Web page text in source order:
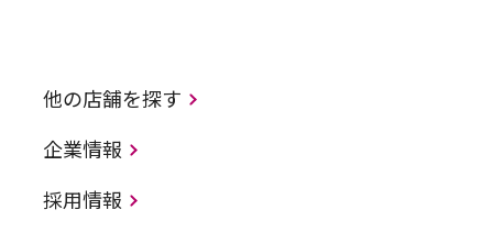
他の店舗を探す
企業情報
採用情報